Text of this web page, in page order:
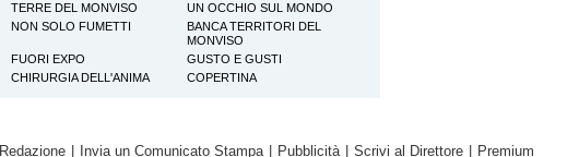
TERRE DEL MONVISO
UN OCCHIO SUL MONDO
NON SOLO FUMETTI
BANCA TERRITORI DEL
MONVISO
FUORI EXPO
GUSTO E GUSTI
CHIRURGIA DELL'ANIMA
COPERTINA
Redazione Invia un Comunicato Stampa Pubblicità Scrivi al Direttore Premium